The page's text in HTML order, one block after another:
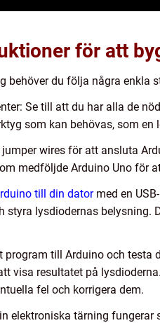
för att
behöver du följa några enkla
Se till att du har alla de
som kan behövas, som
wires för att ansluta
medföljde Arduino Uno för
till din datormed en
styra lysdiodernas
till Arduino och
visa resultatet på
fel och korrigera dem.
elektroniska tärning